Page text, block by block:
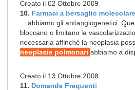
Creato il 02 Ottobre 2009
10. Farmaci a bersaglio molecolare
... abbiamo gli antiangiogenetici.
bloccano o limitano la
necessaria affinché la neoplasia
neoplasie polmonari abbiamo a
Creato il 13 Ottobre 2008
11. Domande Frequenti